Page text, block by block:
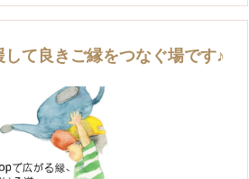
て良きご縁をつなぐ場です♪